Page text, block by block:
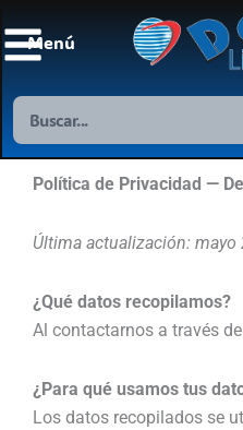
al
Menú
Search
Política de Privacidad —
Última actualización: mayo
¿Qué datos recopilamos?
Al contactarnos a través
¿Para qué usamos tus
Los datos recopilados se